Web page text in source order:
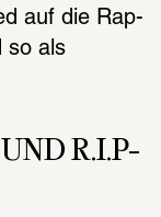
auf die Rap-
so als
R.I.P-